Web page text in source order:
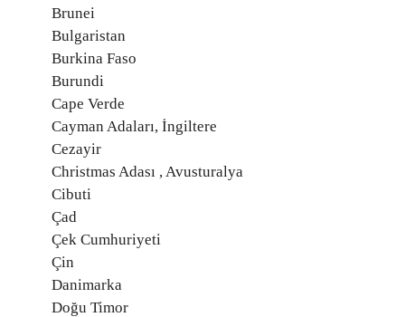
Brunei
Bulgaristan
Burkina Faso
Burundi
Cape Verde
Cayman Adaları, İngiltere
Cezayir
Christmas Adası , Avusturalya
Cibuti
Çad
Çek Cumhuriyeti
Çin
Danimarka
Doğu Timor